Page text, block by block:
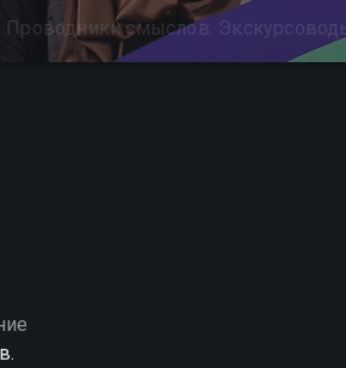
Проводники смыслов.